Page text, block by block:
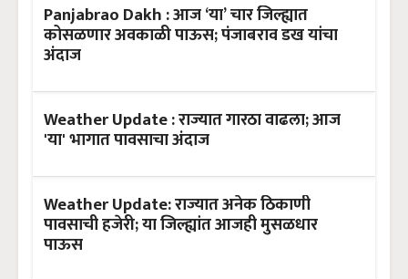
Panjabrao Dakh : आज ‘या’ चार जिल्ह्यात
कोसळणार अवकाळी पाऊस; पंजाबराव डख यांचा
अंदाज
Weather Update : राज्यात गारठा वाढला; आज
'या' भागात पावसाचा अंदाज
Weather Update: राज्यात अनेक ठिकाणी
पावसाची हजेरी; या जिल्ह्यांत आजही मुसळधार
पाऊस